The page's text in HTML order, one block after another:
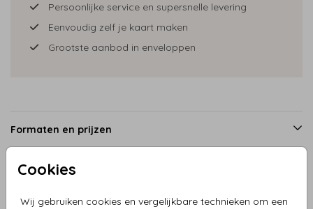
Cookies
Wij gebruiken cookies en vergelijkbare technieken om een
Persoonlijke service en supersnelle levering
Eenvoudig zelf je kaart maken
Grootste aanbod in enveloppen
Formaten en prijzen